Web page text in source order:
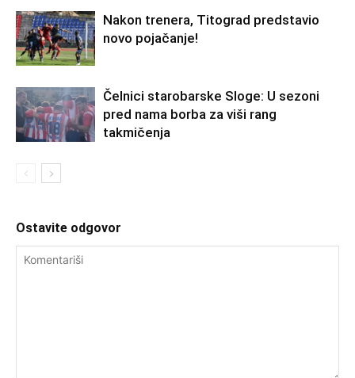
Nakon trenera, Titograd predstavio
novo pojačanje!
Čelnici starobarske Sloge: U sezoni
pred nama borba za viši rang
takmičenja
Ostavite odgovor